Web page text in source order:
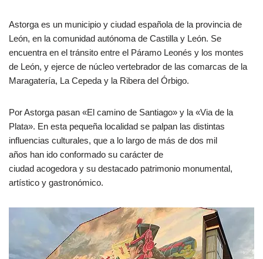
Astorga es un municipio​ y ciudad española de la provincia de
León, en la comunidad autónoma de Castilla y León. Se
encuentra en el tránsito entre el Páramo Leonés y los montes
de León, y ejerce de núcleo vertebrador de las comarcas de la
Maragatería, La Cepeda y la Ribera del Órbigo.
Por Astorga pasan «El camino de Santiago» y la «Via de la
Plata». En esta pequeña localidad se palpan las distintas
influencias culturales, que a lo largo de más de dos mil
años han ido conformado su carácter de
ciudad acogedora y su destacado patrimonio monumental,
artístico y gastronómico.